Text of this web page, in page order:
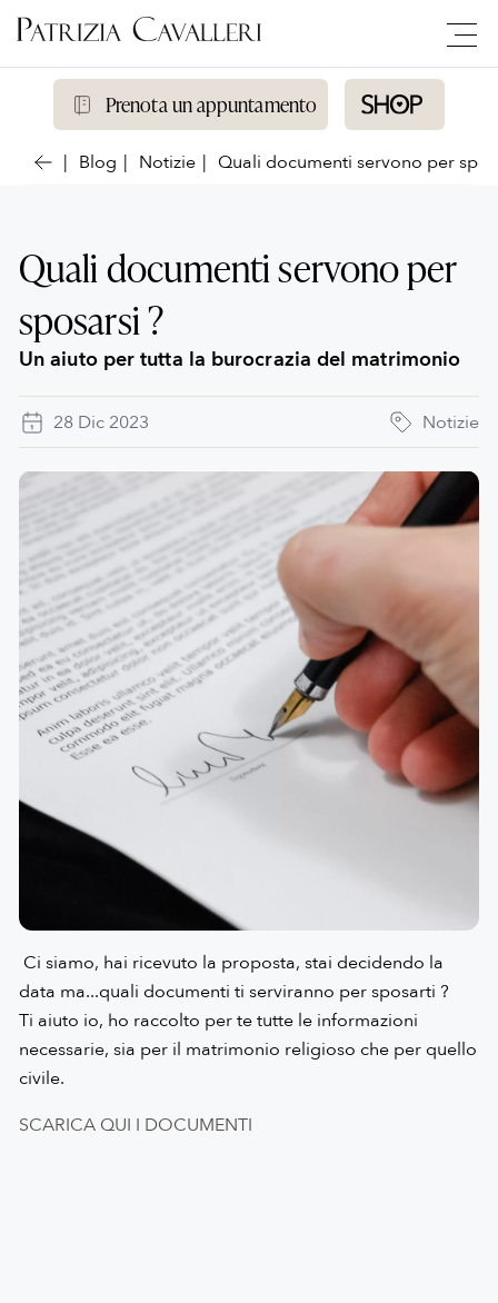
Prenota un appuntamento
Blog Notizie Quali documenti servono per
Quali documenti servono per
sposarsi ?
Un aiuto per tutta la burocrazia del matrimonio
28 Dic 2023 Notizie
Ci siamo, hai ricevuto la proposta, stai decidendo la
data ma...quali documenti ti serviranno per sposarti ?
Ti aiuto io, ho raccolto per te tutte le informazioni
necessarie, sia per il matrimonio religioso che per quello
civile.
SCARICA QUI I DOCUMENTI